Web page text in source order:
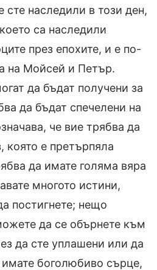
сте наследили в този ден,
са наследили
през епохите, и е по-
на Мойсей и Петър.
да бъдат получени за
да бъдат спечелени на
че вие трябва да
която е претърпяла
да имате голяма вяра
многото истини,
постигнете; нещо
да се обърнете към
да сте уплашени или да
имате боголюбиво сърце,